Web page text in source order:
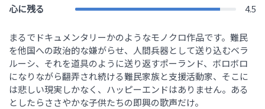
心に残る
4.5
まるでドキュメンタリーかのようなモノクロ作品です。難民
を他国への政治的な嫌がらせ、人間兵器として送り込むベラ
ルーシ、それを道具のように送り返すポーランド、ボロボロ
になりながら翻弄され続ける難民家族と支援活動家、そこに
は悲しい現実しかなく、ハッピーエンドはありません。ある
としたらささやかな子供たちの即興の歌声だけ。